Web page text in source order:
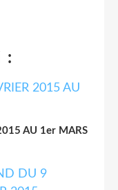
:
AU 1er MARS